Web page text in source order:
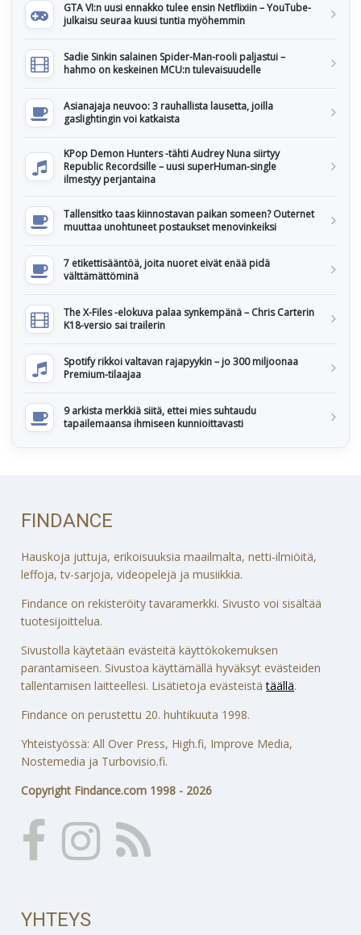
GTA VI:n uusi ennakko tulee ensin Netflixiin – YouTube-
julkaisu seuraa kuusi tuntia myöhemmin
Sadie Sinkin salainen Spider-Man-rooli paljastui –
hahmo on keskeinen MCU:n tulevaisuudelle
Asianajaja neuvoo: 3 rauhallista lausetta, joilla
gaslightingin voi katkaista
KPop Demon Hunters -tähti Audrey Nuna siirtyy
Republic Recordsille – uusi superHuman-single
ilmestyy perjantaina
Tallensitko taas kiinnostavan paikan someen? Outernet
muuttaa unohtuneet postaukset menovinkeiksi
7 etikettisääntöä, joita nuoret eivät enää pidä
välttämättöminä
The X-Files -elokuva palaa synkempänä – Chris Carterin
K18-versio sai trailerin
Spotify rikkoi valtavan rajapyykin – jo 300 miljoonaa
Premium-tilaajaa
9 arkista merkkiä siitä, ettei mies suhtaudu
tapailemaansa ihmiseen kunnioittavasti
FINDANCE
Hauskoja juttuja, erikoisuuksia maailmalta, netti-ilmiöitä,
leffoja, tv-sarjoja, videopelejä ja musiikkia.
Findance on rekisteröity tavaramerkki. Sivusto voi sisältää
tuotesijoittelua.
Sivustolla käytetään evästeitä käyttökokemuksen
parantamiseen. Sivustoa käyttämällä hyväksyt evästeiden
tallentamisen laitteellesi. Lisätietoja evästeistätäällä.
Findance on perustettu 20. huhtikuuta 1998.
Yhteistyössä: All Over Press, High.fi, Improve Media,
Nostemedia ja Turbovisio.fi.
Copyright Findance.com 1998 - 2026
YHTEYS